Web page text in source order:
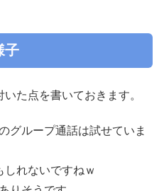
子
た点を書いておきます。
グループ通話は試せていま
れないですねｗ